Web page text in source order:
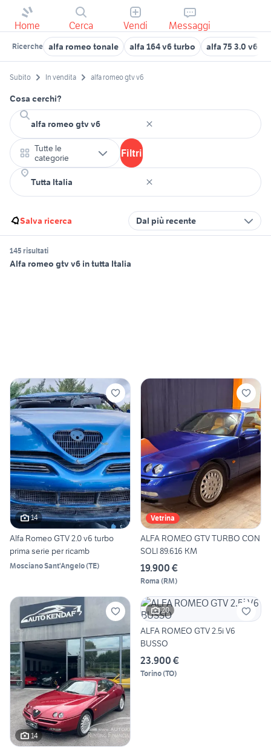
Home Cerca Vendi Messaggi
Ricerche alfa romeo tonale alfa 164 v6 turbo alfa 75 3.0 v6
Subito In vendita alfa romeo gtv v6
Cosa cerchi?
Tutte le
categorie
Filtri
Salva ricerca Dal più recente
145 risultati
Alfa romeo gtv v6 in tutta Italia
14
Alfa Romeo GTV 2.0 v6 turbo
prima serie per ricamb
Mosciano Sant'Angelo(TE)
Vetrina
ALFA ROMEO GTV TURBO CON
SOLI 89.616 KM
19.900 €
Roma (RM)
14
20
ALFA ROMEO GTV 2.5i V6
BUSSO
23.900 €
Torino(TO)